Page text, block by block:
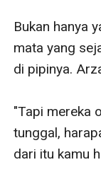
Bukan hanya
mata yang
di pipinya.
"Tapi mereka
tunggal,
dari itu kamu